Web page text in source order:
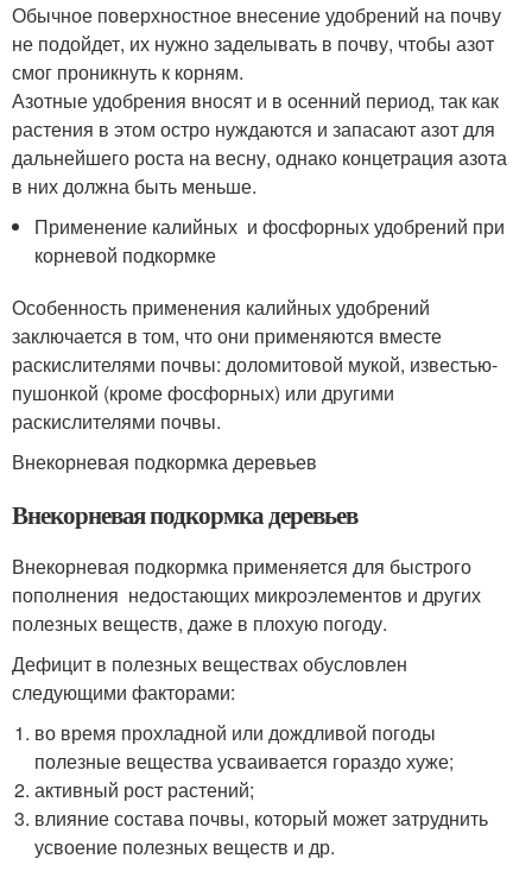
Обычное поверхностное внесение удобрений на почву
не подойдет, их нужно заделывать в почву, чтобы азот
смог проникнуть к корням.
Азотные удобрения вносят и в осенний период, так как
растения в этом остро нуждаются и запасают азот для
дальнейшего роста на весну, однако концетрация азота
в них должна быть меньше.
Применение калийных и фосфорных удобрений при
корневой подкормке
Особенность применения калийных удобрений
заключается в том, что они применяются вместе
раскислителями почвы: доломитовой мукой, известью-
пушонкой (кроме фосфорных) или другими
раскислителями почвы.
Внекорневая подкормка деревьев
Внекорневая подкормка деревьев
Внекорневая подкормка применяется для быстрого
пополнения недостающих микроэлементов и других
полезных веществ, даже в плохую погоду.
Дефицит в полезных веществах обусловлен
следующими факторами:
во время прохладной или дождливой погоды
полезные вещества усваивается гораздо хуже;
активный рост растений;
влияние состава почвы, который может затруднить
усвоение полезных веществ и др.